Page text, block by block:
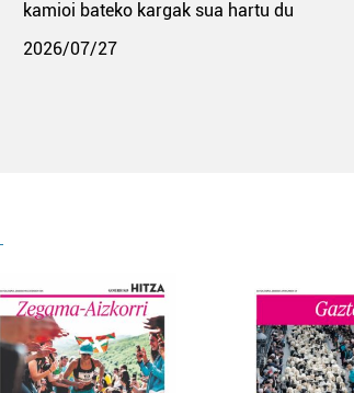
kamioi bateko kargak sua hartu du
2026/07/27